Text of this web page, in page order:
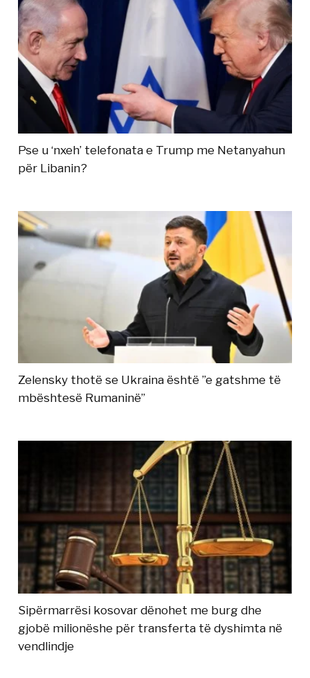
Pse u ‘nxeh’ telefonata e Trump me Netanyahun
për Libanin?
Zelensky thotë se Ukraina është ”e gatshme të
mbështesë Rumaninë”
Sipërmarrësi kosovar dënohet me burg dhe
gjobë milionëshe për transferta të dyshimta në
vendlindje